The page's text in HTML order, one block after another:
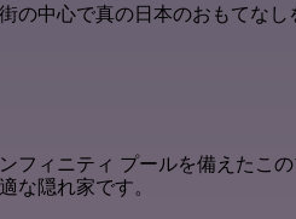
の中心で真の日本のおもてな
フィニティ プールを備えたこ
な隠れ家です。